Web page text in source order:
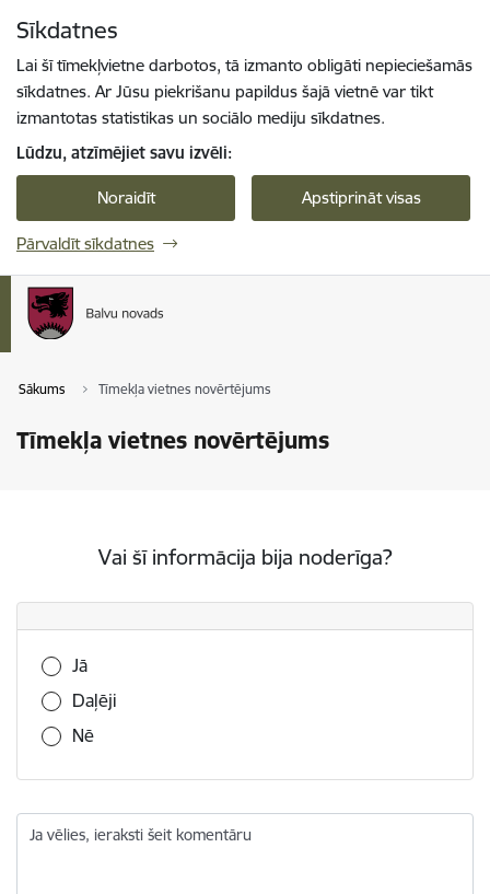
Sīkdatnes
Lai šī tīmekļvietne darbotos, tā izmanto obligāti nepieciešamās
sīkdatnes. Ar Jūsu piekrišanu papildus šajā vietnē var tikt
izmantotas statistikas un sociālo mediju sīkdatnes.
Lūdzu, atzīmējiet savu izvēli:
Noraidīt Apstiprināt visas
Pārvaldīt sīkdatnes
Sākums Tīmekļa vietnes novērtējums
Tīmekļa vietnes novērtējums
Vai šī informācija bija noderīga?
Vai šī informācija bija noderīga?
Jā
Daļēji
Nē
Ja vēlies, ieraksti šeit komentāru